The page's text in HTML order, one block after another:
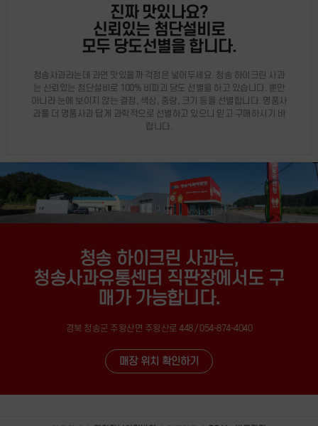
진짜 맛있나요?
신뢰있는 첨단설비로
모두 당도선별을 합니다.
청송사과라는데 과연 맛있을까 걱정은 넣어두세요. 청송 하이크린 사과
는 신뢰있는 첨단설비로 100% 비파괴 당도 선별을 하고 있습니다. 뿐만
아니라 눈에 보이지 않는 결점, 색상, 중량, 크기 등을 선별합니다. 명품사
과를 더 명품사과 답게 과학적으로 선별하고 있으니 믿고 구매하시기 바
랍니다.
청송 하이크린 사과는,
청송사과유통센터 직판장에서도 구
매가 가능합니다.
경북 청송군 주왕산면 주왕산로 448 / 054-874-4040
매장 위치 확인하기